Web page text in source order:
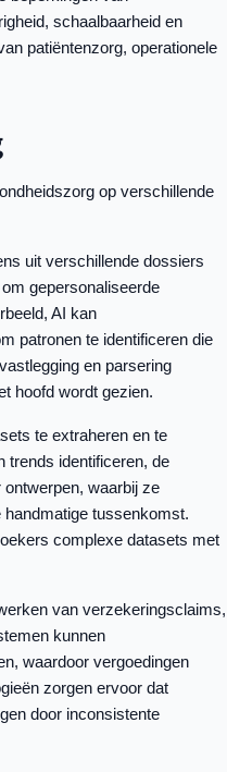
schaalbaarheid en
patiëntenzorg, operationele
op verschillende
uit verschillende dossiers
gepersonaliseerde
AI kan
patronen te identificeren die
en parsering
hoofd wordt gezien.
te extraheren en te
trends identificeren, de
waarbij ze
tussenkomst.
complexe datasets met
van verzekeringsclaims,
kunnen
waardoor vergoedingen
zorgen ervoor dat
door inconsistente